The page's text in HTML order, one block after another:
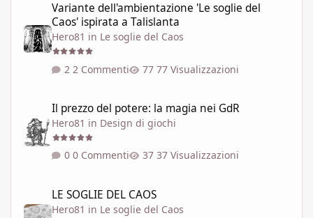
Variante dell'ambientazione 'Le soglie del
Caos' ispirata a Talislanta
Hero81 in Le soglie del Caos
2 Commenti 77 Visualizzazioni
Il prezzo del potere: la magia nei GdR
Hero81 in Design di giochi
0 Commenti 37 Visualizzazioni
LE SOGLIE DEL CAOS
Hero81 in Le soglie del Caos